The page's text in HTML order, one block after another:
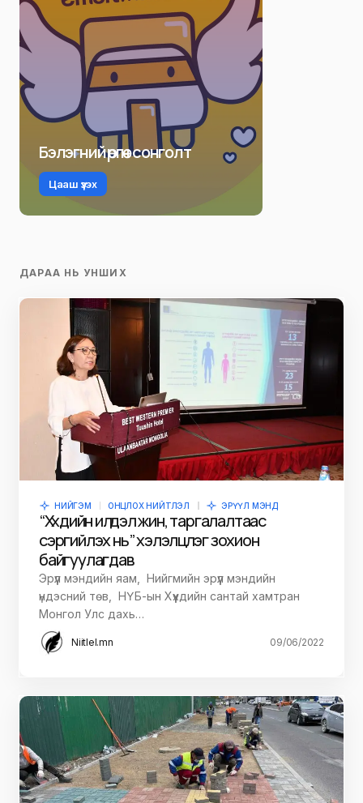
Бэлэгний өргөн сонголт
Цааш үзэх
ДАРАА НЬ УНШИХ
НИЙГЭМ ОНЦЛОХ НИЙТЛЭЛ ЭРҮҮЛ МЭНД
“Хүүхдийн илүүдэл жин, таргалалтаас
сэргийлэх нь” хэлэлцүүлэг зохион
байгуулагдав
Эрүүл мэндийн яам, Нийгмийн эрүүл мэндийн
үндэсний төв, НҮБ-ын Хүүхдийн сантай хамтран
Монгол Улс дахь…
Niitlel.mn 09/06/2022